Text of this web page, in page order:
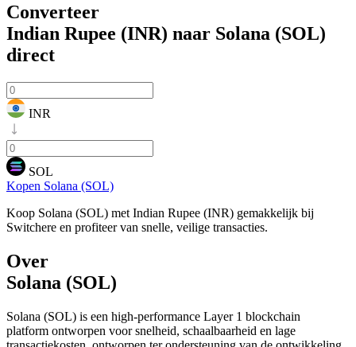
Converteer
Indian Rupee (INR) naar Solana (SOL)
direct
INR
SOL
Kopen Solana (SOL)
Koop Solana (SOL) met Indian Rupee (INR) gemakkelijk bij
Switchere en profiteer van snelle, veilige transacties.
Over
Solana (SOL)
Solana (SOL) is een high-performance Layer 1 blockchain
platform ontworpen voor snelheid, schaalbaarheid en lage